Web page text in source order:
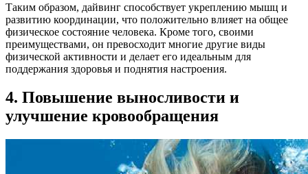
Таким образом, дайвинг способствует укреплению мышц и
развитию координации, что положительно влияет на общее
физическое состояние человека. Кроме того, своими
преимуществами, он превосходит многие другие виды
физической активности и делает его идеальным для
поддержания здоровья и поднятия настроения.
4. Повышение выносливости и
улучшение кровообращения